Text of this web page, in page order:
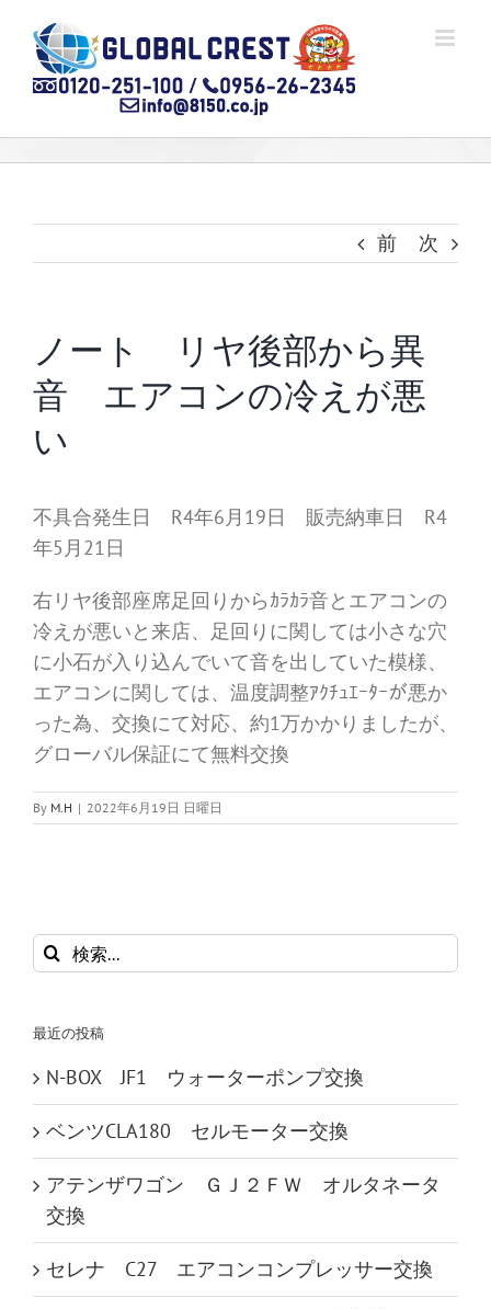
content
前 次
ノート リヤ後部から異
音 エアコンの冷えが悪
い
不具合発生日 R4年6月19日 販売納車日 R4
年5月21日
右リヤ後部座席足回りからｶﾗｶﾗ音とエアコンの
冷えが悪いと来店、足回りに関しては小さな穴
に小石が入り込んでいて音を出していた模様、
エアコンに関しては、温度調整ｱｸﾁｭｴｰﾀｰが悪か
った為、交換にて対応、約1万かかりましたが、
グローバル保証にて無料交換
By M.H | 2022年6月19日 日曜日
検
索
最近の投稿
N-BOX JF1 ウォーターポンプ交換
ベンツCLA180 セルモーター交換
アテンザワゴン ＧＪ２ＦＷ オルタネータ
交換
セレナ C27 エアコンコンプレッサー交換